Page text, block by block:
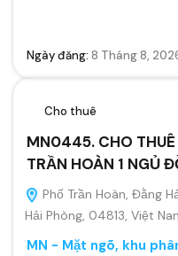
Ngày đăng: 8 Tháng 8,
Cho thuê
MN0445. CHO
TRẦN HOÀN 1 NGỦ
Phố Trần Hoàn, Đằng
Hải Phòng, 04813, Việt
MN - Mặt ngõ, khu